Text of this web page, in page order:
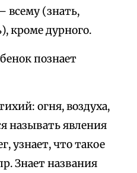
всему (знать,
кроме дурного.
познает
огня, воздуха,
называть явления
узнает, что такое
Знает названия